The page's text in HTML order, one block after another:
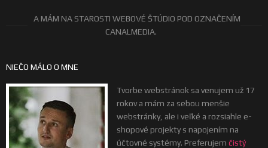
A MÁM NA STAROSTI WEBOVÉ ŠTÚDIO POD OZNAČENÍM
CANALMEDIA.
NIEČO MÁLO O MNE
Tvorbe webstránok sa venujem už 17
rokov a mám za sebou menšie
webstránky, ale i veľké a rozsiahle e-
shopové projekty s napojením na
účtovné systémy. Preferujem čistý